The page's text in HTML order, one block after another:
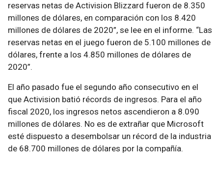
reservas netas de Activision Blizzard fueron de 8.350
millones de dólares, en comparación con los 8.420
millones de dólares de 2020”, se lee en el informe. “Las
reservas netas en el juego fueron de 5.100 millones de
dólares, frente a los 4.850 millones de dólares de
2020”.
El año pasado fue el segundo año consecutivo en el
que Activision batió récords de ingresos. Para el año
fiscal 2020, los ingresos netos ascendieron a 8.090
millones de dólares. No es de extrañar que Microsoft
esté dispuesto a desembolsar un récord de la industria
de 68.700 millones de dólares por la compañía.